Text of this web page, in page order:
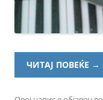
ЧИТАЈ ПОВЕЌЕ →